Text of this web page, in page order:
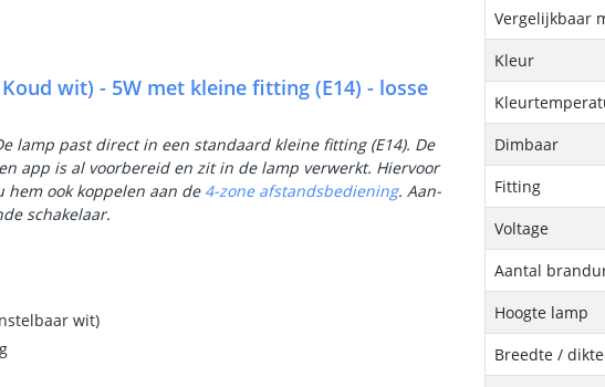
wit) - 5W met kleine fitting (E14) - losse
lamp past direct in een standaard kleine fitting (E14). De
app is al voorbereid en zit in de lamp verwerkt. Hiervoor
ook koppelen aan de 4-zone afstandsbediening. Aan-
schakelaar.
wit)
Vergelijkbaar
Kleur
Dimbaar
Fitting
Voltage
Aantal
Hoogte lamp
Breedte /